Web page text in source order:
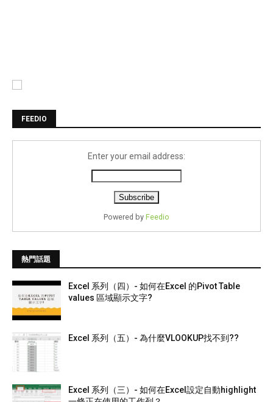
FEEDIO
Enter your email address:
Powered by Feedio
熱門話題
Excel 系列（四）- 如何在Excel 的Pivot Table
values 區域顯示文字?
Excel 系列（五）- 為什麼VLOOKUP找不到??
Excel 系列（三）- 如何在Excel設定自動highlight